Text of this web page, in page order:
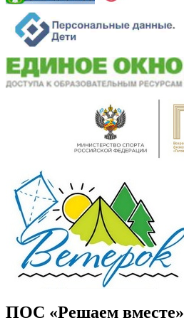
ПОС «Решаем вместе»